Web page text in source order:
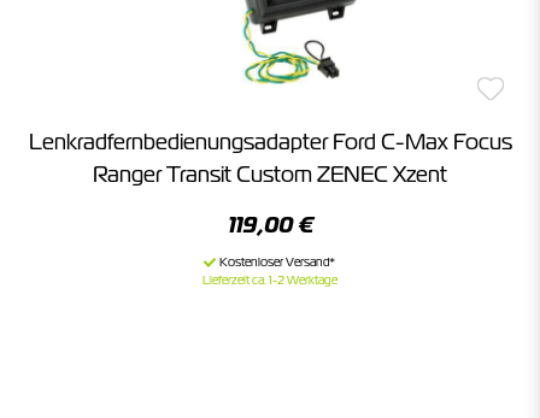
Lenkradfernbedienungsadapter Ford C-Max Focus
Ranger Transit Custom ZENEC Xzent
119,00 €
Lieferzeit ca. 1-2 Werktage